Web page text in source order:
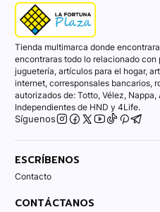
Tienda multimarca donde
encontraras todo lo relacionado con
juguetería, artículos para el hogar,
internet, corresponsales bancarios,
autorizados de: Totto, Vélez,
Independientes de HND y 4Life.
Síguenos
ESCRÍBENOS
Contacto
CONTÁCTANOS